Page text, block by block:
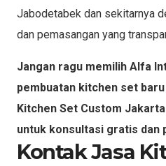
Jabodetabek dan sekitarnya
dan pemasangan yang
Jangan ragu memilih Alfa
pembuatan kitchen set
Kitchen Set Custom
untuk konsultasi gratis dan
Kontak Jasa